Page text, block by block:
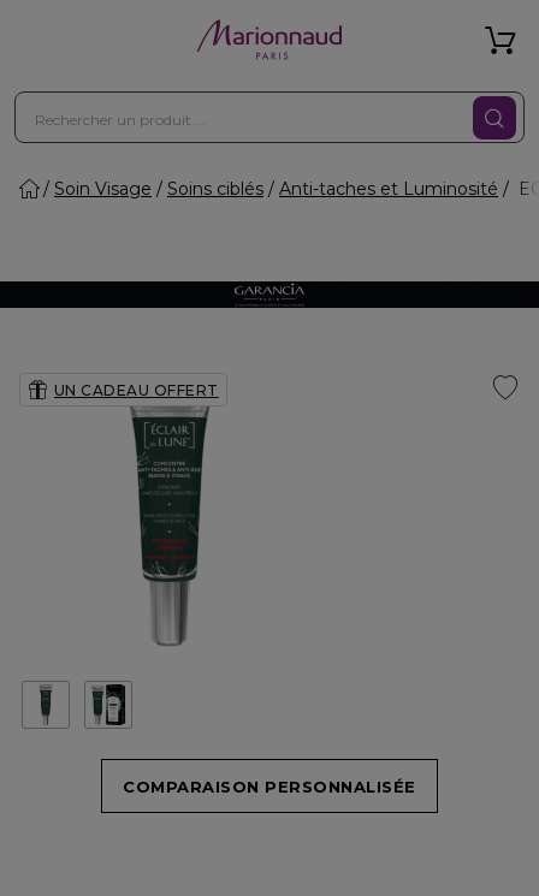
Soin Visage Soins ciblés Anti-taches et Luminosité
UN CADEAU OFFERT
COMPARAISON PERSONNALISÉE